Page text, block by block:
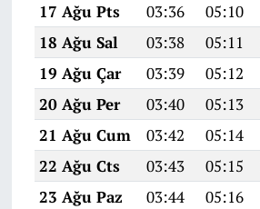
17 Ağu Pts
03:36 05:10
18 Ağu Sal
03:38 05:11
19 Ağu Çar
03:39 05:12
20 Ağu Per
03:40 05:13
21 Ağu Cum
03:42 05:14
22 Ağu Cts
03:43 05:15
23 Ağu Paz
03:44 05:16